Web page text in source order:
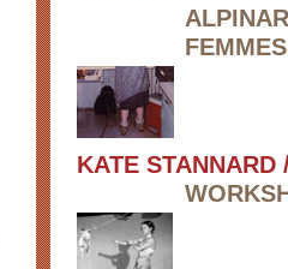
KATE STANNARD